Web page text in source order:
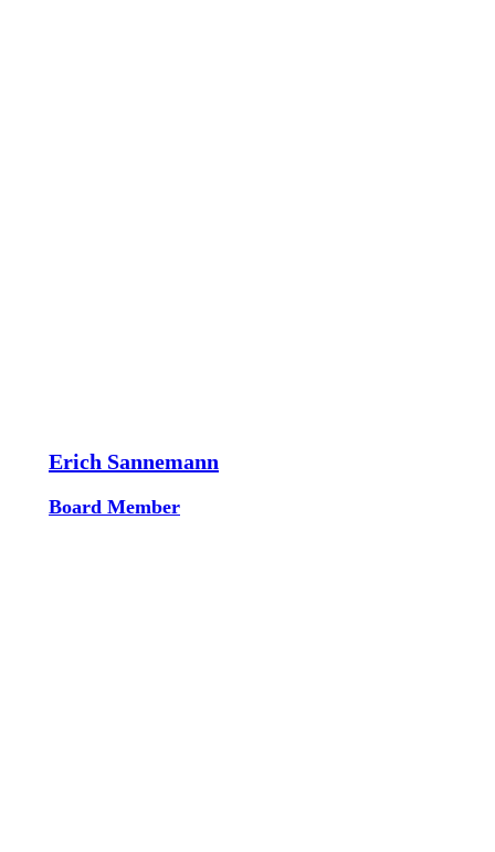
Erich Sannemann
Board Member